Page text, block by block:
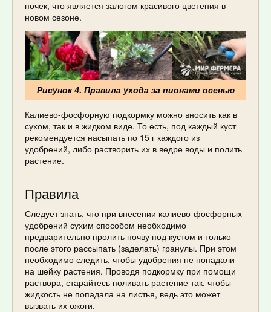
почек, что является залогом красивого цветения в
новом сезоне.
Рисунок 4. Правила ухода за пионами осенью
Калиево-фосфорную подкормку можно вносить как в
сухом, так и в жидком виде. То есть, под каждый куст
рекомендуется насыпать по 15 г каждого из
удобрений, либо растворить их в ведре воды и полить
растение.
Правила
Следует знать, что при внесении калиево-фосфорных
удобрений сухим способом необходимо
предварительно пролить почву под кустом и только
после этого рассыпать (заделать) гранулы. При этом
необходимо следить, чтобы удобрения не попадали
на шейку растения. Проводя подкормку при помощи
раствора, старайтесь поливать растение так, чтобы
жидкость не попадала на листья, ведь это может
вызвать их ожоги.